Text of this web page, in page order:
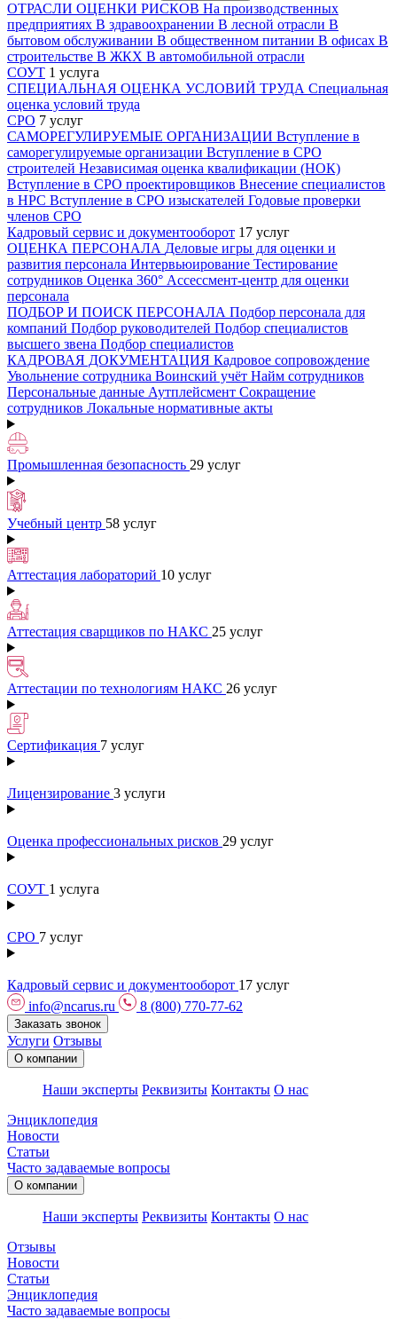
ОТРАСЛИ ОЦЕНКИ РИСКОВ На производственных
предприятиях В здравоохранении В лесной отрасли В
бытовом обслуживании В общественном питании В офисах В
строительстве В ЖКХ В автомобильной отрасли
СОУТ 1 услуга
СПЕЦИАЛЬНАЯ ОЦЕНКА УСЛОВИЙ ТРУДА Специальная
оценка условий труда
СРО 7 услуг
САМОРЕГУЛИРУЕМЫЕ ОРГАНИЗАЦИИ Вступление в
саморегулируемые организации Вступление в СРО
строителей Независимая оценка квалификации (НОК)
Вступление в СРО проектировщиков Внесение специалистов
в НРС Вступление в СРО изыскателей Годовые проверки
членов СРО
Кадровый сервис и документооборот 17 услуг
ОЦЕНКА ПЕРСОНАЛА Деловые игры для оценки и
развития персонала Интервьюирование Тестирование
сотрудников Оценка 360° Ассессмент-центр для оценки
персонала
ПОДБОР И ПОИСК ПЕРСОНАЛА Подбор персонала для
компаний Подбор руководителей Подбор специалистов
высшего звена Подбор специалистов
КАДРОВАЯ ДОКУМЕНТАЦИЯ Кадровое сопровождение
Увольнение сотрудника Воинский учёт Найм сотрудников
Персональные данные Аутплейсмент Сокращение
сотрудников Локальные нормативные акты
Промышленная безопасность 29 услуг
Учебный центр 58 услуг
Аттестация лабораторий 10 услуг
Аттестация сварщиков по НАКС 25 услуг
Аттестации по технологиям НАКС 26 услуг
Сертификация 7 услуг
Лицензирование 3 услуги
Оценка профессиональных рисков 29 услуг
СОУТ 1 услуга
СРО 7 услуг
Кадровый сервис и документооборот 17 услуг
info@ncarus.ru
8 (800) 770-77-62
Заказать звонок
Услуги Отзывы
О компании
Наши эксперты Реквизиты Контакты О нас
Энциклопедия
Новости
Статьи
Часто задаваемые вопросы
О компании
Наши эксперты Реквизиты Контакты О нас
Отзывы
Новости
Статьи
Энциклопедия
Часто задаваемые вопросы